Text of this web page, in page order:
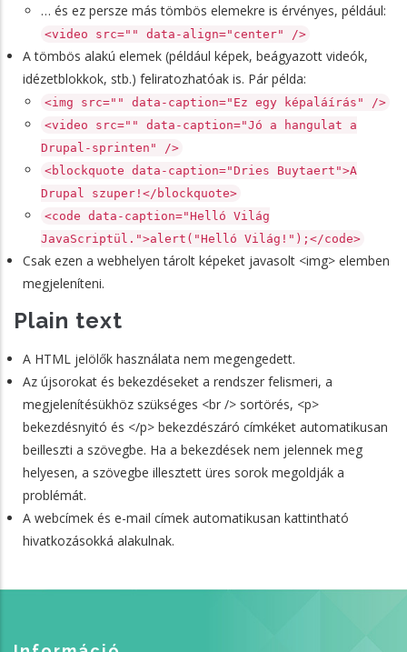
… és ez persze más tömbös elemekre is érvényes, például:
<video src="" data-align="center" />
A tömbös alakú elemek (például képek, beágyazott videók,
idézetblokkok, stb.) feliratozhatóak is. Pár példa:
<img src="" data-caption="Ez egy képaláírás" />
<video src="" data-caption="Jó a hangulat a
Drupal-sprinten" />
<blockquote data-caption="Dries Buytaert">A
Drupal szuper!</blockquote>
<code data-caption="Helló Világ
JavaScriptül.">alert("Helló Világ!");</code>
Csak ezen a webhelyen tárolt képeket javasolt <img> elemben
megjeleníteni.
Plain text
A HTML jelölők használata nem megengedett.
Az újsorokat és bekezdéseket a rendszer felismeri, a
megjelenítésükhöz szükséges <br /> sortörés, <p>
bekezdésnyitó és </p> bekezdészáró címkéket automatikusan
beilleszti a szövegbe. Ha a bekezdések nem jelennek meg
helyesen, a szövegbe illesztett üres sorok megoldják a
problémát.
A webcímek és e-mail címek automatikusan kattintható
hivatkozásokká alakulnak.